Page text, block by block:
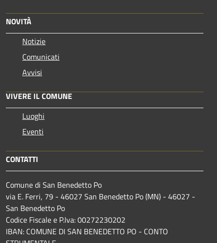
NOVITÀ
Notizie
Comunicati
Avvisi
VIVERE IL COMUNE
Luoghi
Eventi
CONTATTI
Comune di San Benedetto Po
via E. Ferri, 79 - 46027 San Benedetto Po (MN) - 46027 -
San Benedetto Po
Codice Fiscale e P.Iva: 00272230202
IBAN: COMUNE DI SAN BENEDETTO PO - CONTO